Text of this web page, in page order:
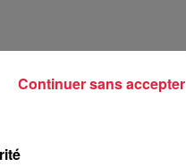
Continuer sans accepter